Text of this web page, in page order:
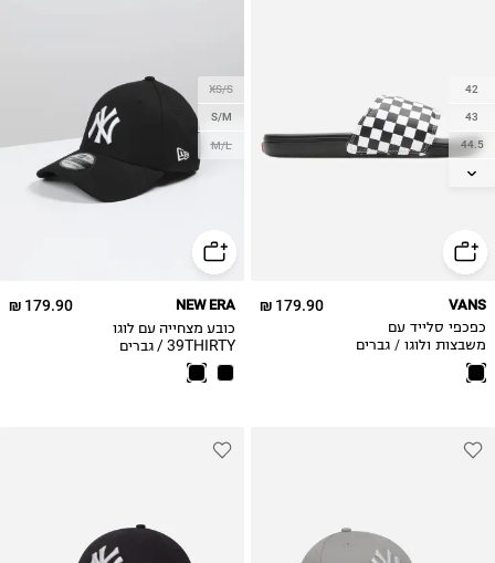
42
43
44.5
46
179.90 ₪ VANS
כפכפי סלייד עם
משבצות ולוגו / גברים
XS/S
S/M
M/L
179.90 ₪ NEW ERA
כובע מצחייה עם לוגו
39THIRTY / גברים